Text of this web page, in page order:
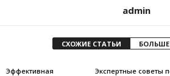
admin
СХОЖИЕ СТАТЬИ
Эффективная
Экспертные советы